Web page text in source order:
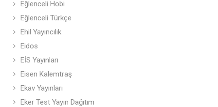
Eğlenceli Hobi
Eğlenceli Türkçe
Ehil Yayıncılık
Eidos
EİS Yayınları
Eisen Kalemtraş
Ekav Yayınları
Eker Test Yayın Dağıtım